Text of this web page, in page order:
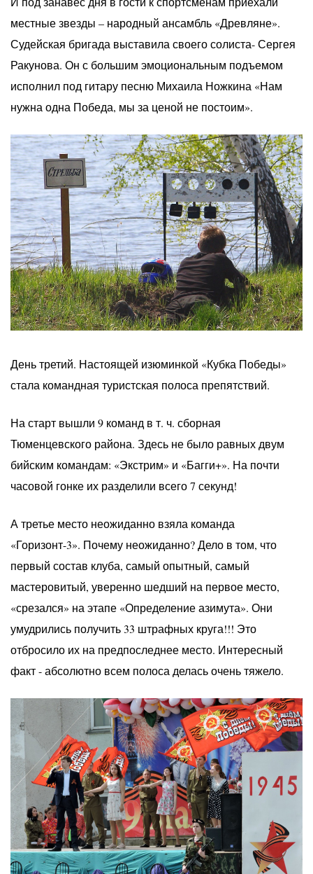
местные звезды – народный ансамбль «Древляне».
Судейская бригада выставила своего солиста- Сергея
Ракунова. Он с большим эмоциональным подъемом
исполнил под гитару песню Михаила Ножкина «Нам
нужна одна Победа, мы за ценой не постоим».
День третий. Настоящей изюминкой «Кубка Победы»
стала командная туристская полоса препятствий.
На старт вышли 9 команд в т. ч. сборная
Тюменцевского района. Здесь не было равных двум
бийским командам: «Экстрим» и «Багги+». На почти
часовой гонке их разделили всего 7 секунд!
А третье место неожиданно взяла команда
«Горизонт-3». Почему неожиданно? Дело в том, что
первый состав клуба, самый опытный, самый
мастеровитый, уверенно шедший на первое место,
«срезался» на этапе «Определение азимута». Они
умудрились получить 33 штрафных круга!!! Это
отбросило их на предпоследнее место. Интересный
факт - абсолютно всем полоса делась очень тяжело.